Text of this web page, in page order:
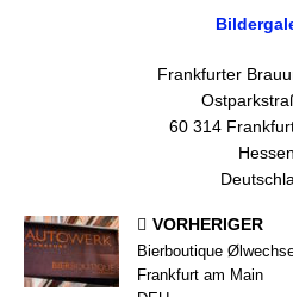
Frankfurter
60 314
Hessen
VORHERIGER
Bierboutique
Frankfurt am Main